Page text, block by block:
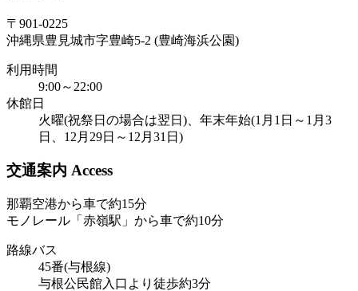
〒901-0225
沖縄県豊見城市字豊崎5-2 (豊崎海浜公園)
利用時間
9:00～22:00
休館日
火曜(祝祭日の場合は翌日)、年末年始(1月1日～1月3
日、12月29日～12月31日)
交通案内 Access
那覇空港から車で約15分
モノレール「赤嶺駅」から車で約10分
路線バス
45番(与根線)
与根公民館入口より徒歩約3分